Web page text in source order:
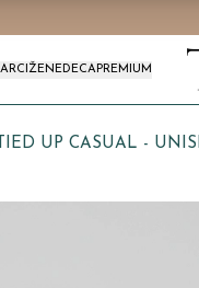
ŽENEDECAPREMIUM
TIED UP CASUAL -